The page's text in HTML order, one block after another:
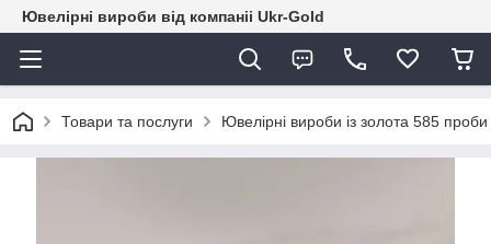
Ювелірні вироби від компаніі Ukr-Gold
Товари та послуги Ювелірні вироби із золота 585 проби